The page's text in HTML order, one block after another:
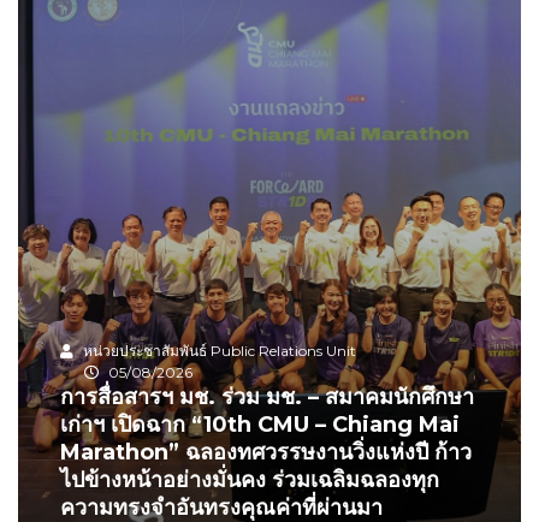
หน่วยประชาสัมพันธ์ Public Relations Unit
05/08/2026
การสื่อสารฯ มช. ร่วม มช. – สมาคมนักศึกษา
เก่าฯ เปิดฉาก “10th CMU – Chiang Mai
Marathon” ฉลองทศวรรษงานวิ่งแห่งปี ก้าว
ไปข้างหน้าอย่างมั่นคง ร่วมเฉลิมฉลองทุก
ความทรงจำอันทรงคุณค่าที่ผ่านมา